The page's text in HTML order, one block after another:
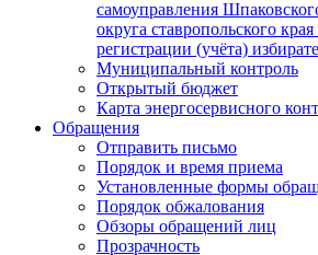
самоуправления
округа ставропольского
регистрации (учёта)
Муниципальный контроль
Открытый бюджет
Карта энергосервисного
Обращения
Отправить письмо
Порядок и время приема
Установленные формы
Порядок обжалования
Обзоры обращений лиц
Прозрачность